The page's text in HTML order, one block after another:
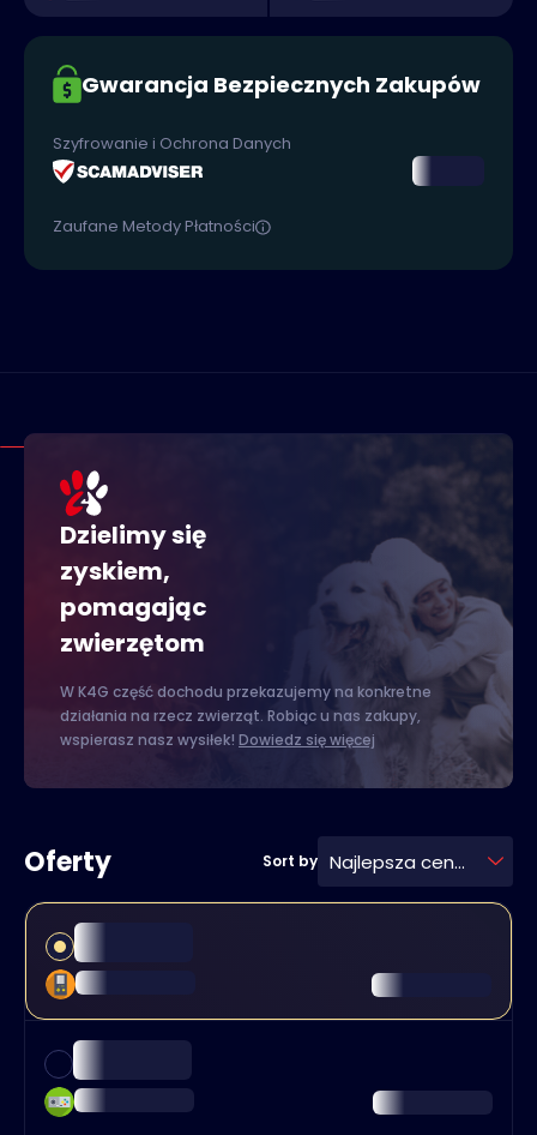
Gwarancja Bezpiecznych Zakupów
Szyfrowanie i Ochrona Danych
Zaufane Metody Płatności
Dzielimy się
zyskiem,
pomagając
zwierzętom
W K4G część dochodu przekazujemy na konkretne
działania na rzecz zwierząt. Robiąc u nas zakupy,
wspierasz nasz wysiłek! Dowiedz się więcej
Oferty Sort by Najlepsza cena